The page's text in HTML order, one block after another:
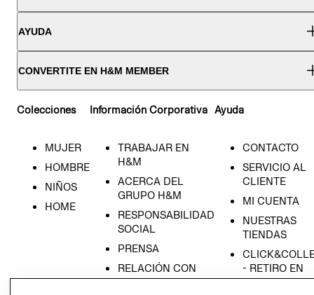
AYUDA
CONVERTITE EN H&M MEMBER
Colecciones
MUJER
HOMBRE
NIÑOS
HOME
Información Corporativa
TRABAJAR EN
H&M
ACERCA DEL
GRUPO H&M
RESPONSABILIDAD
SOCIAL
PRENSA
RELACIÓN CON
INVERSIONISTAS
Ayuda
CONTACTO
SERVICIO AL
CLIENTE
MI CUENTA
NUESTRAS
TIENDAS
- RETIRO EN
TIENDA